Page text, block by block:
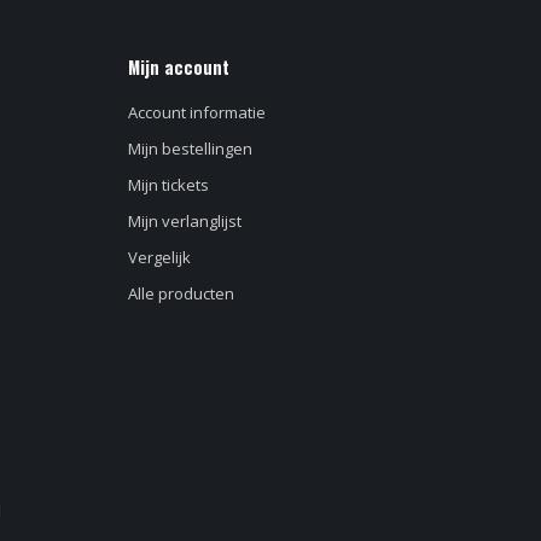
Mijn account
Account informatie
Mijn bestellingen
Mijn tickets
Mijn verlanglijst
Vergelijk
Alle producten